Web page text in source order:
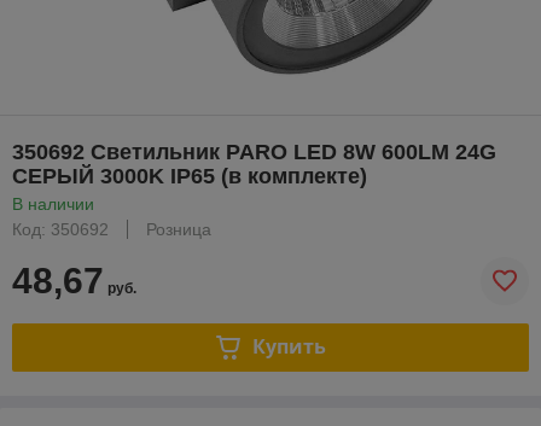
350692 Светильник PARO LED 8W 600LM 24G
СЕРЫЙ 3000K IP65 (в комплекте)
В наличии
Код: 350692
Розница
48,67 руб.
Купить